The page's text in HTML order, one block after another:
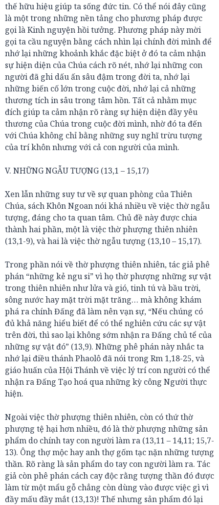
thế hữu hiệu giúp ta sống đức tin. Có thể nói đây cũng
là một trong những nền tảng cho phương pháp được
gọi là Kinh nguyện hồi tưởng. Phương pháp này mời
gọi ta cầu nguyện bằng cách nhìn lại chính đời mình để
nhớ lại những khoảnh khắc đặc biệt ở đó ta cảm nhận
sự hiện diện của Chúa cách rõ nét, nhớ lại những con
người đã ghi dấu ấn sâu đậm trong đời ta, nhớ lại
những biến cố lớn trong cuộc đời, nhớ lại cả những
thương tích in sâu trong tâm hồn. Tất cả nhằm mục
đích giúp ta cảm nhận rõ ràng sự hiện diện đầy yêu
thương của Chúa trong cuộc đời mình, nhờ đó ta đến
với Chúa không chỉ bằng những suy nghĩ trừu tượng
của trí khôn nhưng với cả con người của mình.
V. NHỮNG NGẪU TƯỢNG (13,1 – 15,17)
Xen lẫn những suy tư về sự quan phòng của Thiên
Chúa, sách Khôn Ngoan nói khá nhiều về việc thờ ngẫu
tượng, đáng cho ta quan tâm. Chủ đề này được chia
thành hai phần, một là việc thờ phượng thiên nhiên
(13,1-9), và hai là việc thờ ngẫu tượng (13,10 – 15,17).
Trong phần nói về thờ phượng thiên nhiên, tác giả phê
phán “những kẻ ngu si” vì họ thờ phượng những sự vật
trong thiên nhiên như lửa và gió, tinh tú và bầu trời,
sông nước hay mặt trời mặt trăng… mà không khám
phá ra chính Đấng đã làm nên vạn sự, “Nếu chúng có
đủ khả năng hiểu biết để có thể nghiên cứu các sự vật
trên đời, thì sao lại không sớm nhận ra Đấng chủ tể của
những sự vật đó” (13,9). Những phê phán này nhắc ta
nhớ lại điều thánh Phaolô đã nói trong Rm 1,18-25, và
giáo huấn của Hội Thánh về việc lý trí con người có thể
nhận ra Đấng Tạo hoá qua những kỳ công Người thực
hiện.
Ngoài việc thờ phượng thiên nhiên, còn có thứ thờ
phượng tệ hại hơn nhiều, đó là thờ phượng những sản
phẩm do chính tay con người làm ra (13,11 – 14,11; 15,7-
13). Ông thợ mộc hay anh thợ gốm tạc nặn những tượng
thần. Rõ ràng là sản phẩm do tay con người làm ra. Tác
giả còn phê phán cách cay độc rằng tượng thần đó được
làm từ một mẩu gỗ chẳng còn dùng vào được việc gì vì
đầy mấu đầy mắt (13,13)! Thế nhưng sản phẩm đó lại